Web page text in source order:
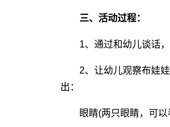
三、活动过程：
1、通过和幼儿谈话，
2、让幼儿观察布娃娃
出：
眼睛(两只眼睛，可以